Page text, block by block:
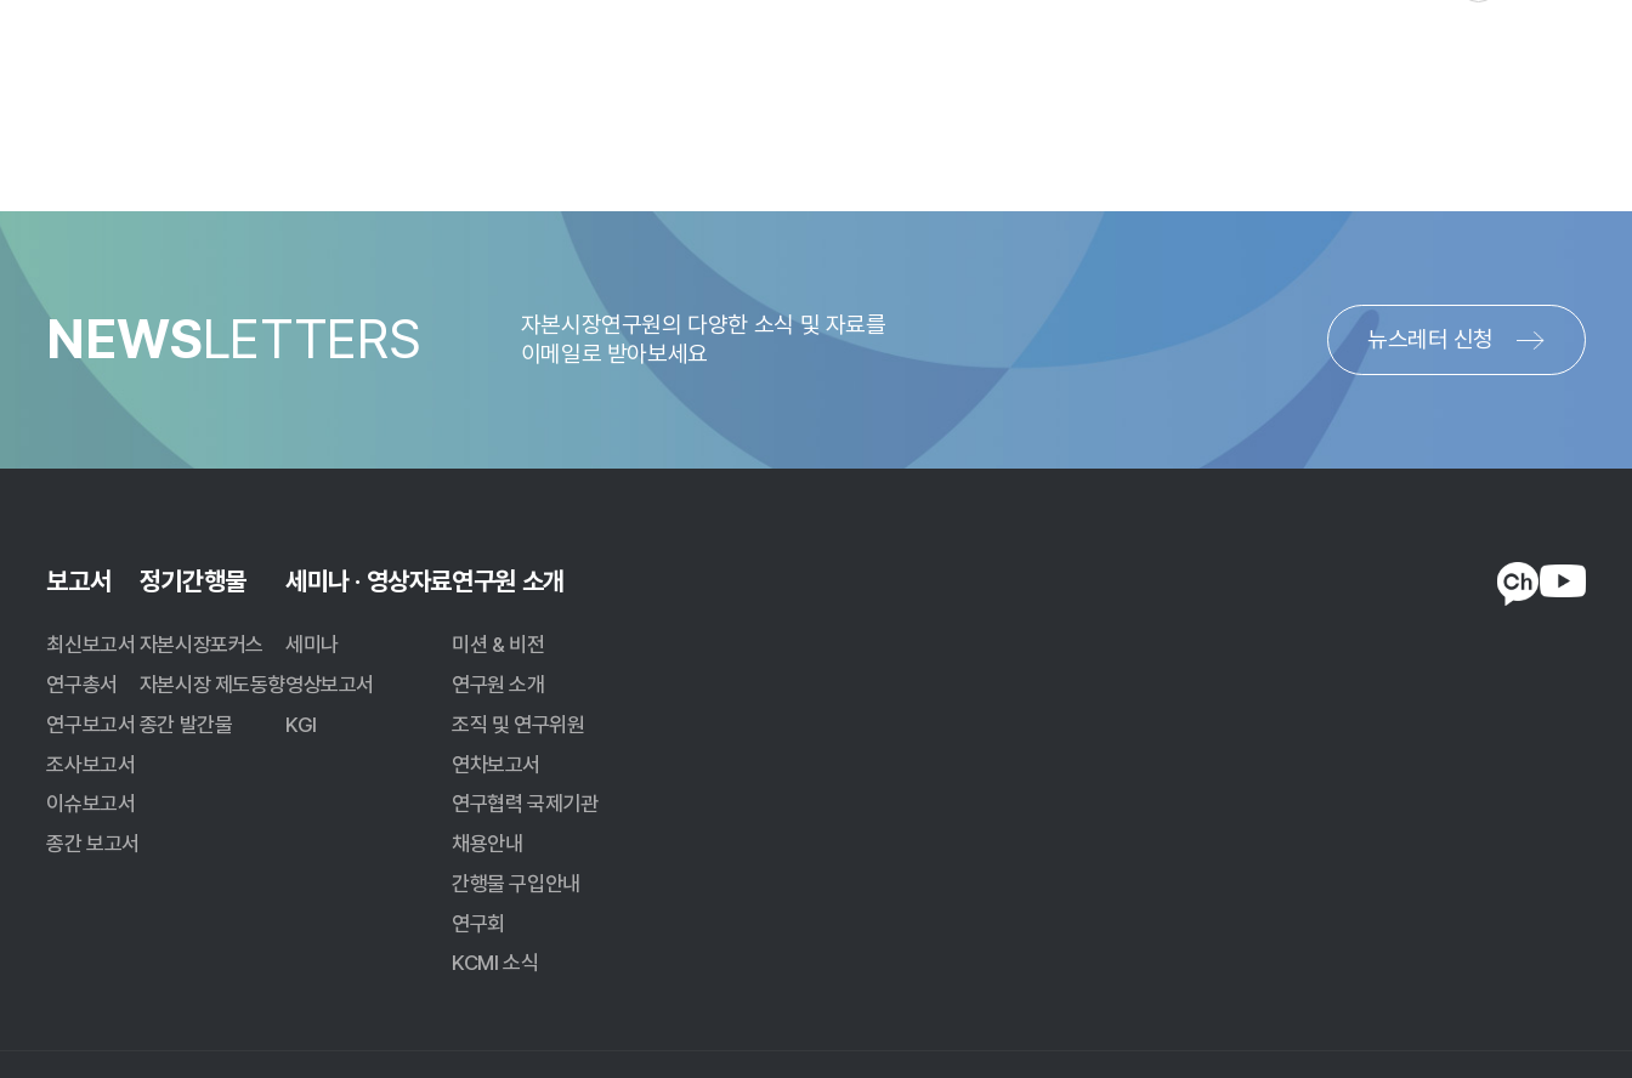
NEWSLETTERS
자본시장연구원의 다양한 소식 및 자료를
이메일로 받아보세요
뉴스레터 신청
보고서
최신보고서
연구총서
연구보고서
조사보고서
이슈보고서
종간 보고서
정기간행물
자본시장포커스
자본시장 제도동향
종간 발간물
세미나 · 영상자료
세미나
영상보고서
KGI
연구원 소개
미션 & 비전
연구원 소개
조직 및 연구위원
연차보고서
연구협력 국제기관
채용안내
간행물 구입안내
연구회
KCMI 소식